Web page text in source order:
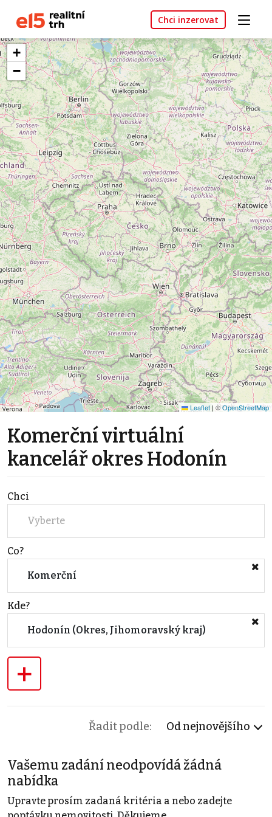
Chci inzerovat
+
−
Leaflet | ©OpenStreetMap
Komerční virtuální
kancelář okres Hodonín
Chci
Vyberte
Co?
Komerční
Kde?
Hodonín (Okres, Jihomoravský kraj)
+
Řadit podle: Od nejnovějšího
Vašemu zadání neodpovídá žádná
nabídka
Upravte prosím zadaná kritéria a nebo zadejte